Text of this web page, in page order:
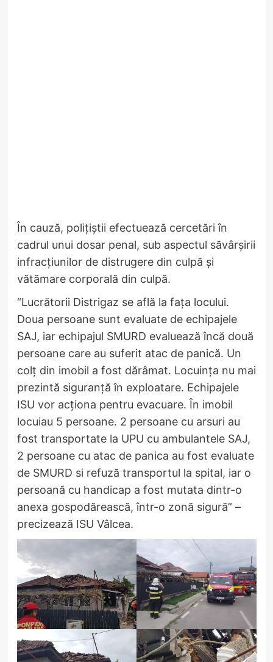
În cauză, polițiștii efectuează cercetări în
cadrul unui dosar penal, sub aspectul săvârşirii
infracțiunilor de distrugere din culpă și
vătămare corporală din culpă.
“Lucrătorii Distrigaz se află la fața locului.
Doua persoane sunt evaluate de echipajele
SAJ, iar echipajul SMURD evaluează încă două
persoane care au suferit atac de panică. Un
colț din imobil a fost dărâmat. Locuința nu mai
prezintă siguranță în exploatare. Echipajele
ISU vor acționa pentru evacuare. În imobil
locuiau 5 persoane. 2 persoane cu arsuri au
fost transportate la UPU cu ambulantele SAJ,
2 persoane cu atac de panica au fost evaluate
de SMURD si refuză transportul la spital, iar o
persoană cu handicap a fost mutata dintr-o
anexa gospodărească, într-o zonă sigură” –
precizează ISU Vâlcea.